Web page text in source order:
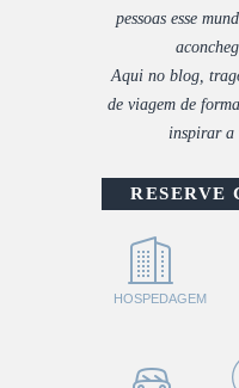
pessoas esse
Aqui no blog,
de viagem de
inspirar a
RESERVE
HOSPEDAGEM